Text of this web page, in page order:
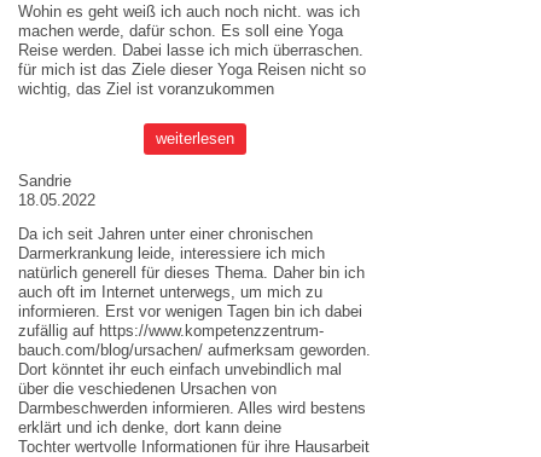
Wohin es geht weiß ich auch noch nicht. was ich
machen werde, dafür schon. Es soll eine Yoga
Reise werden. Dabei lasse ich mich überraschen.
für mich ist das Ziele dieser Yoga Reisen nicht so
wichtig, das Ziel ist voranzukommen
weiterlesen
Sandrie
18.05.2022
Da ich seit Jahren unter einer chronischen
Darmerkrankung leide, interessiere ich mich
natürlich generell für dieses Thema. Daher bin ich
auch oft im Internet unterwegs, um mich zu
informieren. Erst vor wenigen Tagen bin ich dabei
zufällig auf https://www.kompetenzzentrum-
bauch.com/blog/ursachen/ aufmerksam geworden.
Dort könntet ihr euch einfach unvebindlich mal
über die veschiedenen Ursachen von
Darmbeschwerden informieren. Alles wird bestens
erklärt und ich denke, dort kann deine
Tochter wertvolle Informationen für ihre Hausarbeit